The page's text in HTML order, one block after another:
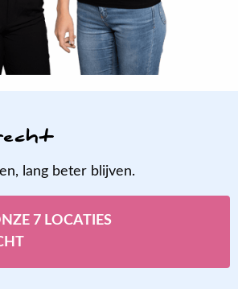
lang beter blijven.
7 LOCATIES